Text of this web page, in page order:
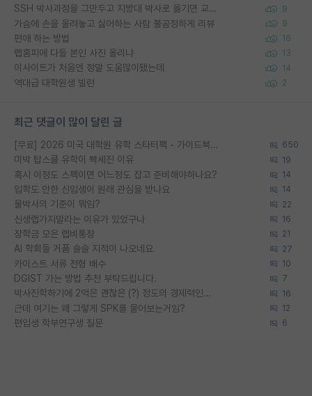
SSH 박사과정을 그만두고 지방대 박사로 옮기면 교수의 꿈은 끝일까요? 9
가슴에 손을 올려놓고 싫어하는 사람 불공정하게 리뷰 9
편애 하는 방법 16
랩홈피에 다들 본인 사진 올리냐 13
이사이트가 처음엔 정말 도움많이됐는데 14
역대급 대학원생 빌런 2
최근 댓글이 많이 달린 글
[무료] 2026 미국 대학원 유학 스타터팩 - 가이드북 & 합격자 컨택메일 템플릿 650
미박 탑스쿨 유학이 빡세진 이유 19
혹시 이정도 스펙이면 어느정도 잡고 준비해야하나요? 14
입학도 안한 신입생이 원래 관심을 받나요 14
물박사의 기준이 뭐임? 22
신생랩가지말라는 이유가 있었구나 16
장학금 모은 랩비통장 21
AI 학회들 거품 슬슬 지적이 나오네요 27
카이스트 서류 전형 배수 10
DGIST 가는 방법 추천 부탁드립니다. 7
박사진학하기에 2억은 괜찮은 (?) 정도의 경제력인가요 16
근데 여기는 왜 그렇게 SPK를 물어보는거임? 12
편입생 학부연구생 질문 6